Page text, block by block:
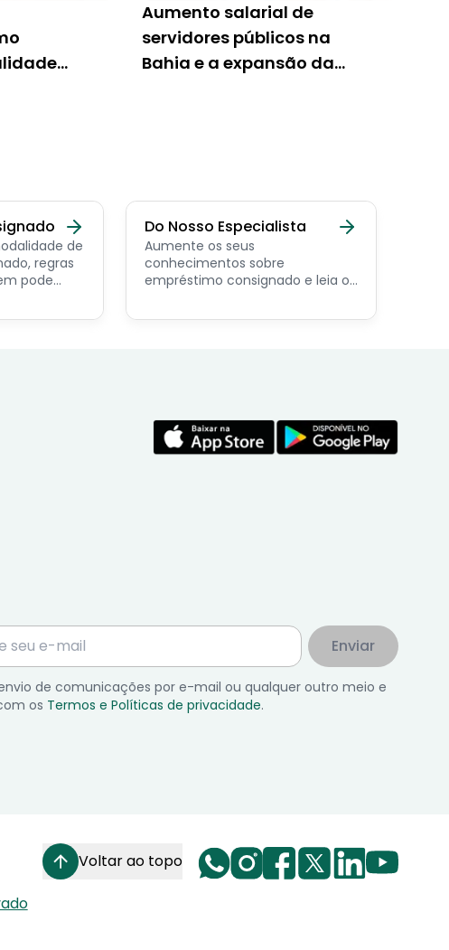
Aumento salarial de
servidores públicos na
Bahia e a expansão da
de
regras
pode
Do Nosso Especialista
Aumente os seus
conhecimentos sobre
empréstimo consignado e leia os
economista especialista no
Enviar
de comunicações por e-mail ou qualquer outro meio e
os Termos e Políticas de privacidade.
Voltar ao topo